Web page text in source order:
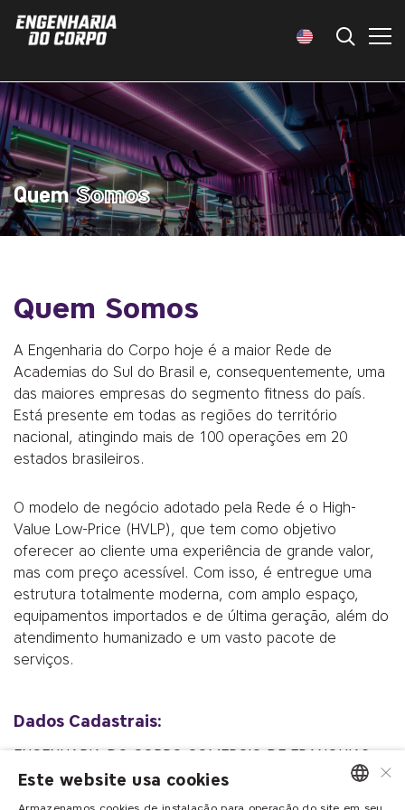
QuemSomos
Quem Somos
A Engenharia do Corpo hoje é a maior Rede de
Academias do Sul do Brasil e, consequentemente, uma
das maiores empresas do segmento fitness do país.
Está presente em todas as regiões do território
nacional, atingindo mais de 100 operações em 20
estados brasileiros.
O modelo de negócio adotado pela Rede é o High-
Value Low-Price (HVLP), que tem como objetivo
oferecer ao cliente uma experiência de grande valor,
mas com preço acessível. Com isso, é entregue uma
estrutura totalmente moderna, com amplo espaço,
equipamentos importados e de última geração, além do
atendimento humanizado e um vasto pacote de
serviços.
Dados Cadastrais:
ENGENHARIA DO CORPO COMERCIO DE FRANQUIAS
EIRELI
×
Este website usa cookies